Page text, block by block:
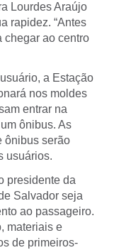
Lourdes Araújo
rapidez. “Antes
chegar ao centro
a Estação
nos moldes
entrar na
ônibus. As
ônibus serão
usuários.
presidente da
Salvador seja
ao passageiro.
materiais e
de primeiros-